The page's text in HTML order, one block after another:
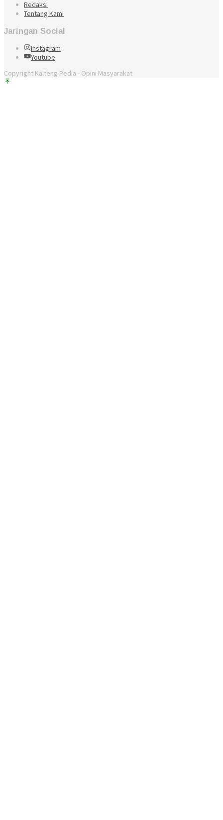
Redaksi
Tentang Kami
Jaringan Social
Instagram
Youtube
Copyright Kalteng Pedia - Opini Masyarakat